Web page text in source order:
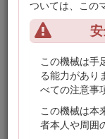
ついては、この
この機械は手
る能力があり
べての注意事
この機械は本
者本人や周囲
はじめに
この機械は回転
そのような業務
ことを前提とし
理を受けている
とする機械です。
Important: この